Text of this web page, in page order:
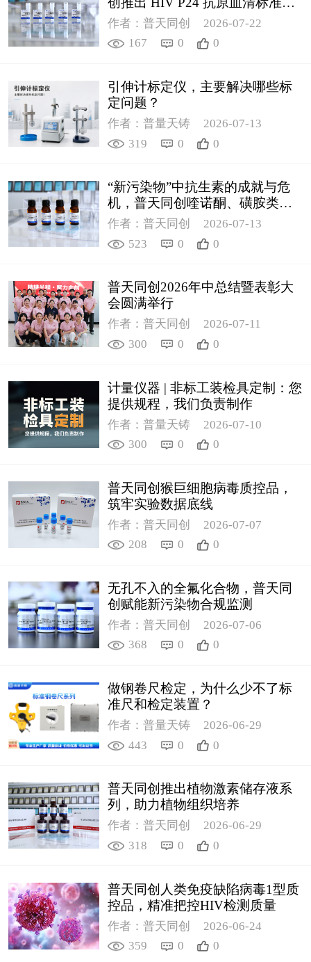
质
作者：普天同创
2026-07-22
167
0 0
引伸计标定仪，主要解决哪些标
定问题？
作者：普量天铸
2026-07-13
319
0 0
“新污染物”中抗生素的成就与危
机，普天同创喹诺酮、磺胺类质
控新品筑牢环境安全防线
作者：普天同创
2026-07-13
523
0 0
普天同创2026年中总结暨表彰大
会圆满举行
作者：普天同创
2026-07-11
300
0 0
计量仪器 | 非标工装检具定制：您
提供规程，我们负责制作
作者：普量天铸
2026-07-10
300
0 0
普天同创猴巨细胞病毒质控品，
筑牢实验数据底线
作者：普天同创
2026-07-07
208
0 0
无孔不入的全氟化合物，普天同
创赋能新污染物合规监测
作者：普天同创
2026-07-06
368
0 0
做钢卷尺检定，为什么少不了标
准尺和检定装置？
作者：普量天铸
2026-06-29
443
0 0
普天同创推出植物激素储存液系
列，助力植物组织培养
作者：普天同创
2026-06-29
318
0 0
普天同创人类免疫缺陷病毒1型质
控品，精准把控HIV检测质量
作者：普天同创
2026-06-24
359
0 0